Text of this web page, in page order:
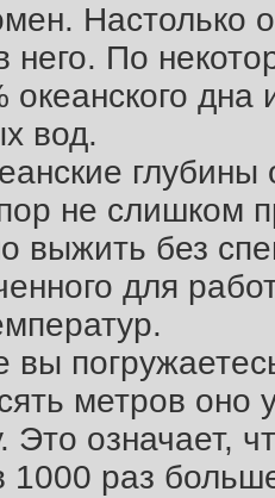
Настолько
него. По
океанского
вод.
не слишком
выжить без
для
вы
метров оно
Это означает,
1000 раз